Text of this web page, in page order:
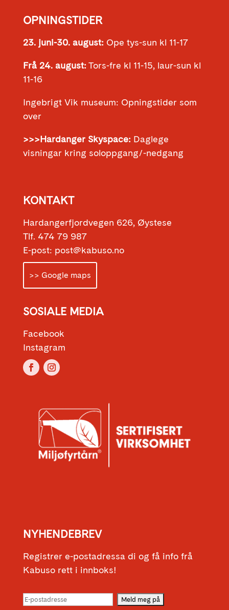
OPNINGSTIDER
23. juni-30. august:Ope tys-sun kl 11-17
Frå 24. august:Tors-fre kl 11-15, laur-sun kl
11-16
Ingebrigt Vik museum: Opningstider som
over
>>>Hardanger Skyspace:Daglege
visningar kring soloppgang/-nedgang
KONTAKT
Hardangerfjordvegen 626, Øystese
Tlf. 474 79 987
E-post: post@kabuso.no
>> Google maps
SOSIALE MEDIA
Facebook
Instagram
NYHENDEBREV
Registrer e-postadressa di og få info frå
Kabuso rett i innboks!